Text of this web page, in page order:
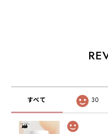
すべて 30